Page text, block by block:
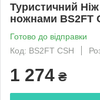
Туристичний Ніж
ножнами BS2FT
Готово до відправки
Код: BS2FT CSH
1 274 ₴